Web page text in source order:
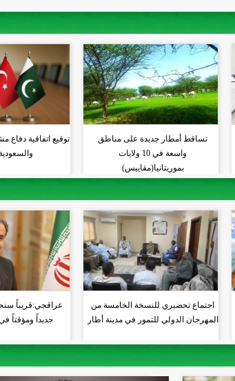
تساقط أمطار جديدة على مناطق
واسعة في 10 ولايات
بموريتانيا(مقاييس)
توقيع اتفاقية دفاع
اجتماع تحضيري للنسخة الخامسة من
المهرجان الدولي للتمور في مدينة أطار
عراقجي:قريباً
جديداً ومؤقتاً